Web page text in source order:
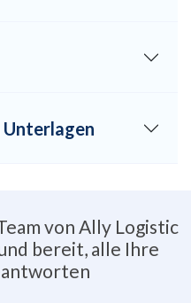
Unterlagen
von Ally Logistic
bereit, alle Ihre